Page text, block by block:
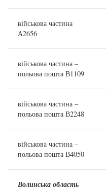
військова частина
А2656
військова частина –
польова пошта В1109
військова частина –
польова пошта В2248
військова частина –
польова пошта В4050
Волинська область